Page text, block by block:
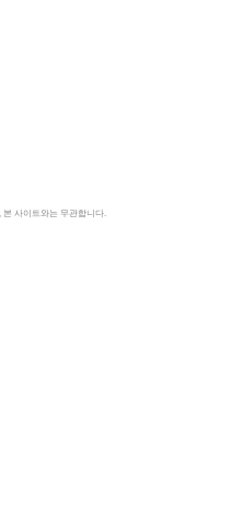
사이트와는 무관합니다.